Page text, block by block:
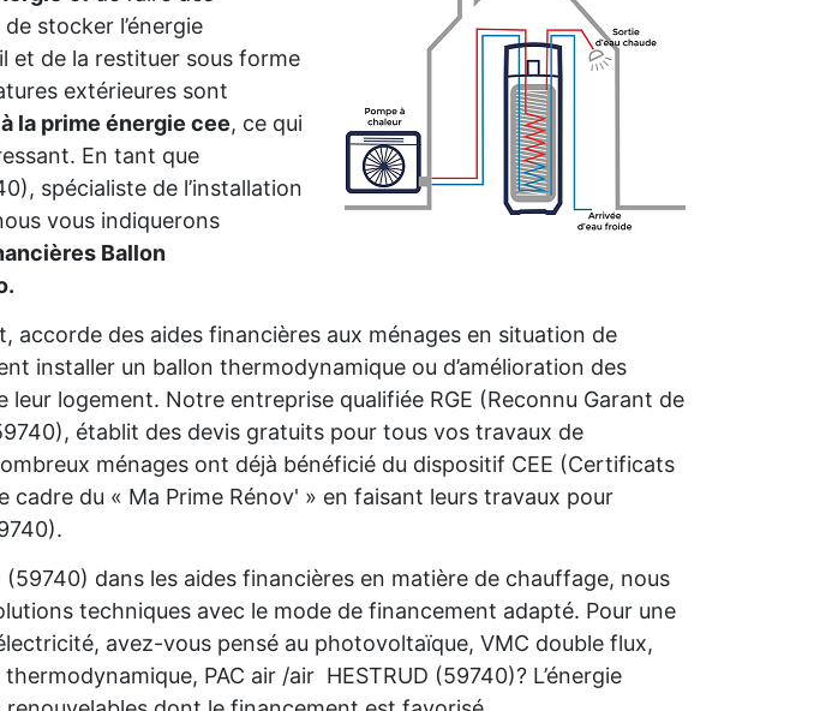
stocker l’énergie
et de la restituer sous forme
extérieures sont
la prime énergie cee, ce qui
En tant que
spécialiste de l’installation
vous indiquerons
Ballon
accorde des aides financières aux ménages en situation de
installer un ballon thermodynamique ou d’amélioration des
logement. Notre entreprise qualifiée RGE (Reconnu Garant de
établit des devis gratuits pour tous vos travaux de
ménages ont déjà bénéficié du dispositif CEE (Certificats
cadre du « Ma Prime Rénov' » en faisant leurs travaux pour
(59740) dans les aides financières en matière de chauffage, nous
techniques avec le mode de financement adapté. Pour une
avez-vous pensé au photovoltaïque, VMC double flux,
PAC air /air HESTRUD (59740)? L’énergie